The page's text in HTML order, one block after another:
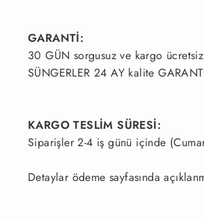
GARANTİ:
30 GÜN sorgusuz ve kargo ücretsiz
SÜNGERLER 24 AY kalite
KARGO TESLİM SÜRESİ:
Siparişler 2-4 iş günü içinde
Detaylar ödeme sayfasında